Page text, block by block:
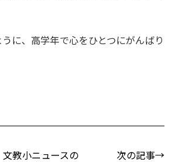
に、高学年で心をひとつにがんばり
文教小ニュースの
次の記事→